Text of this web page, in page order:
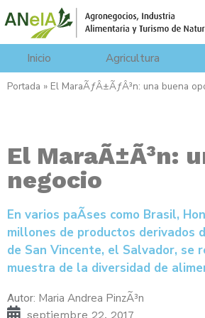
Inicio Agricultura
Portada » El MaraÃƒÂ±ÃƒÂ³n: una buena
El MaraÃ±Ã³n:
negocio
En varios paÃ­ses como Brasil,
millones de productos derivados
de San Vincente, el Salvador, se
muestra de la diversidad de
Autor: Maria Andrea PinzÃ³n
septiembre 22, 2017